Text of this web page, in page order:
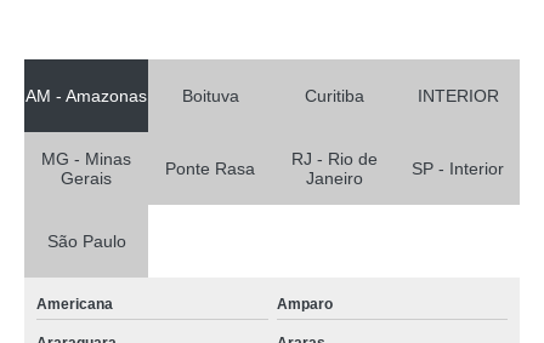
AM - Amazonas Boituva Curitiba INTERIOR
MG - Minas
Gerais
Ponte Rasa
RJ - Rio de
Janeiro
SP - Interior
São Paulo
Americana Amparo